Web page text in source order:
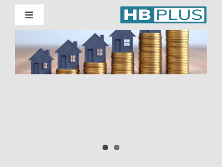
Skip
content
Toggle
Navigation
Beratung